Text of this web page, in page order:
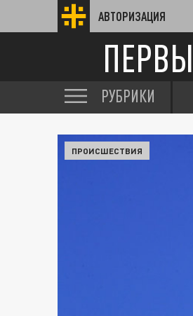
АВТОРИЗАЦИЯ
РУБРИКИ
ПРОИСШЕСТВИЯ